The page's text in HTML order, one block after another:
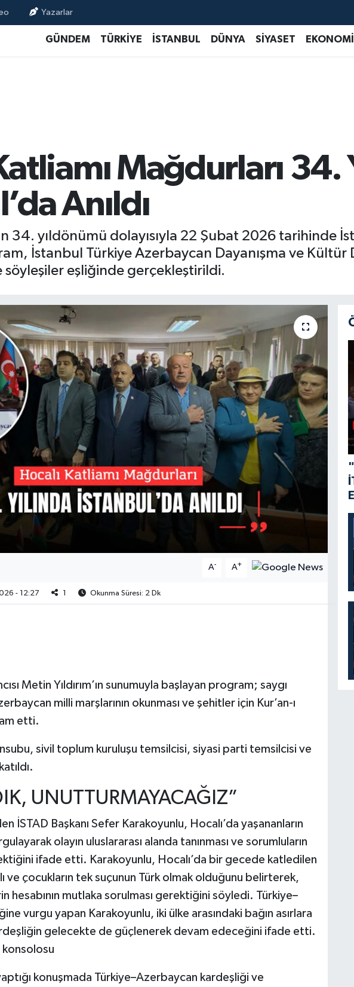
Yazarlar
GÜNDEM TÜRKİYE İSTANBUL DÜNYA SİYASET EKONOMİ
Mağdurları 34.
Anıldı
34. yıldönümü dolayısıyla 22 Şubat 2026 tarihinde
İstanbul Türkiye Azerbaycan Dayanışma ve Kültür
eşliğinde gerçekleştirildi.
A- A+
- 12:27 1 Okunma Süresi: 2 Dk
Metin Yıldırım’ın sunumuyla başlayan program; saygı
milli marşlarının okunması ve şehitler için Kur’an-ı
etti.
sivil toplum kuruluşu temsilcisi, siyasi parti temsilcisi ve
UNUTTURMAYACAĞIZ”
İSTAD Başkanı Sefer Karakoyunlu, Hocalı’da yaşananların
olayın uluslararası alanda tanınması ve sorumluların
ifade etti. Karakoyunlu, Hocalı’da bir gecede katledilen
ve çocukların tek suçunun Türk olmak olduğunu belirterek,
hesabının mutlaka sorulması gerektiğini söyledi. Türkiye–
vurgu yapan Karakoyunlu, iki ülke arasındaki bağın asırlara
gelecekte de güçlenerek devam edeceğini ifade etti.
konuşmada Türkiye–Azerbaycan kardeşliği ve